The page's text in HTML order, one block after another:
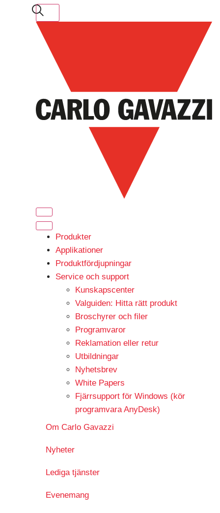
Produkter
Applikationer
Produktfördjupningar
Service och support
Kunskapscenter
Valguiden: Hitta rätt produkt
Broschyrer och filer
Programvaror
Reklamation eller retur
Utbildningar
Nyhetsbrev
White Papers
Fjärrsupport för Windows (kör
programvara AnyDesk)
Om Carlo Gavazzi
Nyheter
Lediga tjänster
Evenemang